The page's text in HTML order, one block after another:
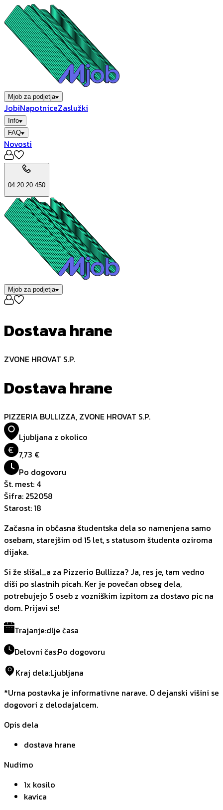
Mjob za podjetja
JobiNapotniceZaslužki
Info
FAQ
Novosti
04 20 20 450
Mjob za podjetja
Dostava hrane
ZVONE HROVAT S.P.
Dostava hrane
PIZZERIA BULLIZZA, ZVONE HROVAT S.P.
Ljubljana z okolico
€ 7,73 €
Po dogovoru
Št. mest: 4
Šifra: 252058
Starost:18
Začasna in občasna študentska dela so namenjena samo
osebam, starejšim od 15 let, s statusom študenta oziroma
dijaka.
Si že slišal_a za Pizzerio Bullizza? Ja, res je, tam vedno
diši po slastnih picah. Ker je povečan obseg dela,
potrebujejo 5 oseb z vozniškim izpitom za dostavo pic na
dom. Prijavi se!
Trajanje:dlje časa
Delovni čas:Po dogovoru
Kraj dela:Ljubljana
*Urna postavka je informativne narave. O dejanski višini se
dogovori z delodajalcem.
Opis dela
dostava hrane
Nudimo
1x kosilo
kavica